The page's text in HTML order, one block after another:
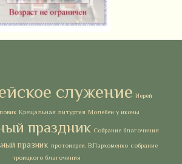
служение Иерей
Крещальная литургия Молебен у иконы
праздник Собрание благочиния
празник протоиереи. В.Пархоменко собрание
троицкого благочиния